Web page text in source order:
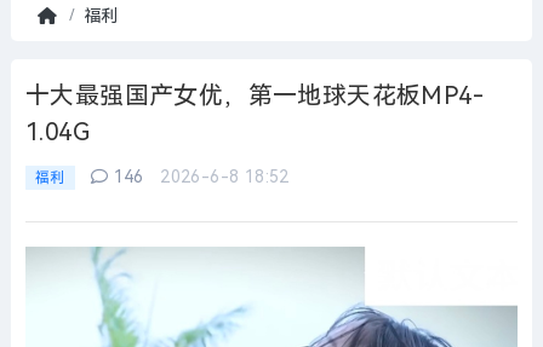
页
福利
十大最强国产女优，第一地球天花板MP4-
1.04G
福利 146 2026-6-8 18:52